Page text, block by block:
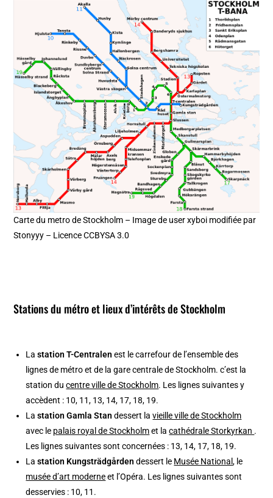
Carte du metro de Stockholm – Image de user xyboi modifiée par
Stonyyy – Licence CCBYSA 3.0
Stations du métro et lieux d’intérêts de Stockholm
Lastation T-Centralen est le carrefour de l’ensemble des
lignes de métro et de la gare centrale de Stockholm. c’est la
station ducentre ville de Stockholm. Les lignes suivantes y
accèdent : 10, 11, 13, 14, 17, 18, 19.
Lastation Gamla Stan dessert lavieille ville de Stockholm
avec le palais royal de Stockholmet lacathédrale Storkyrkan .
Les lignes suivantes sont concernées : 13, 14, 17, 18, 19.
Lastation Kungsträdgården dessert le Musée National, le
musée d’art moderneet l’Opéra. Les lignes suivantes sont
desservies : 10, 11.